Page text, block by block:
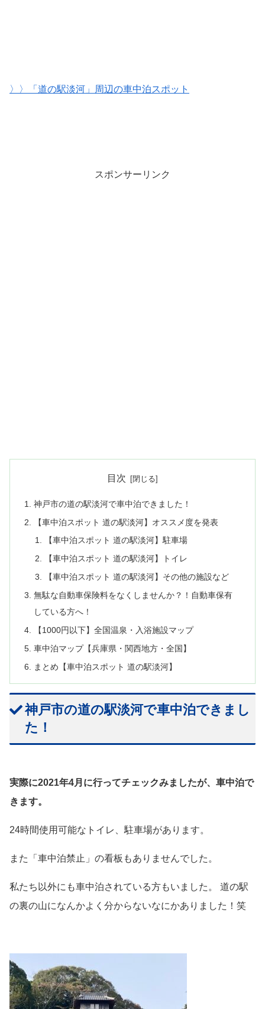
〉〉「道の駅淡河」周辺の車中泊スポット
スポンサーリンク
目次
神戸市の道の駅淡河で車中泊できました！
【車中泊スポット 道の駅淡河】オススメ度を発表
【車中泊スポット 道の駅淡河】駐車場
【車中泊スポット 道の駅淡河】トイレ
【車中泊スポット 道の駅淡河】その他の施設など
無駄な自動車保険料をなくしませんか？！自動車保有
している方へ！
【1000円以下】全国温泉・入浴施設マップ
車中泊マップ【兵庫県・関西地方・全国】
まとめ【車中泊スポット 道の駅淡河】
神戸市の道の駅淡河で車中泊できまし
た！
実際に2021年4月に行ってチェックみましたが、車中泊で
きます。
24時間使用可能なトイレ、駐車場があります。
また「車中泊禁止」の看板もありませんでした。
私たち以外にも車中泊されている方もいました。 道の駅
の裏の山になんかよく分からないなにかありました！笑